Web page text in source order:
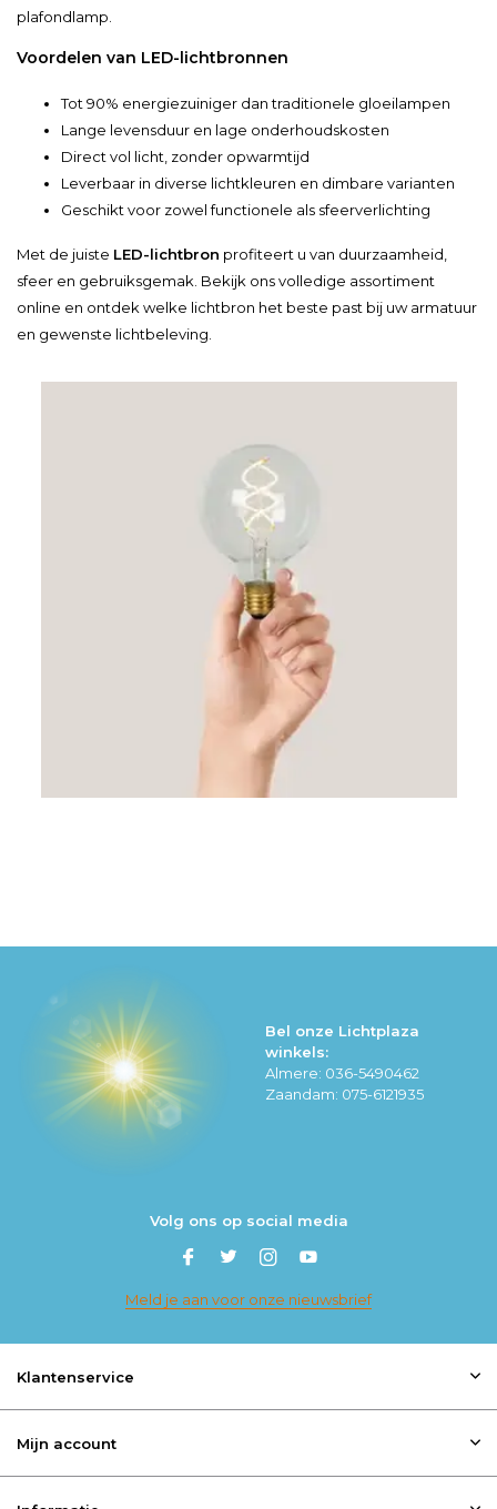
plafondlamp.
Voordelen van LED-lichtbronnen
Tot 90% energiezuiniger dan traditionele gloeilampen
Lange levensduur en lage onderhoudskosten
Direct vol licht, zonder opwarmtijd
Leverbaar in diverse lichtkleuren en dimbare varianten
Geschikt voor zowel functionele als sfeerverlichting
Met de juiste LED-lichtbron profiteert u van duurzaamheid,
sfeer en gebruiksgemak. Bekijk ons volledige assortiment
online en ontdek welke lichtbron het beste past bij uw armatuur
en gewenste lichtbeleving.
Bel onze Lichtplaza
winkels:
Almere: 036-5490462
Zaandam: 075-6121935
Volg ons op social media
Meld je aan voor onze nieuwsbrief
Klantenservice
Mijn account